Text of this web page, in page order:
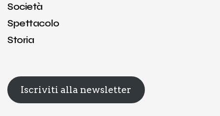
Società
Spettacolo
Storia
Iscriviti alla newsletter